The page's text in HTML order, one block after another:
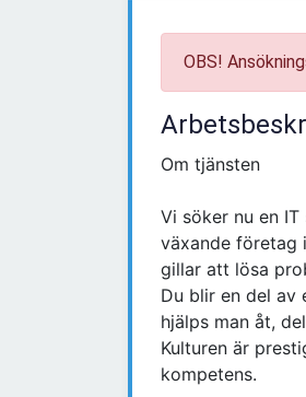
OBS!
Om tjänsten
Vi söker nu en
växande företag
gillar att lösa
Du blir en del av
hjälps man åt,
Kulturen är
kompetens.